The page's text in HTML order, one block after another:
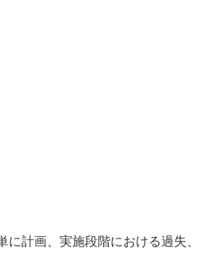
に計画、実施段階における過失、